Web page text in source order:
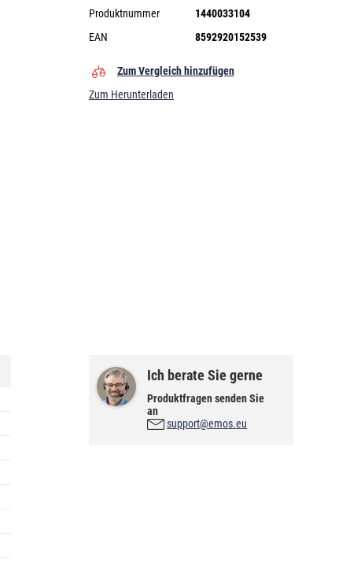
Produktnummer
1440033104
EAN
8592920152539
Zum Vergleich hinzufügen
Zum Herunterladen
Ich berate Sie gerne
Produktfragen senden Sie
an
support@emos.eu